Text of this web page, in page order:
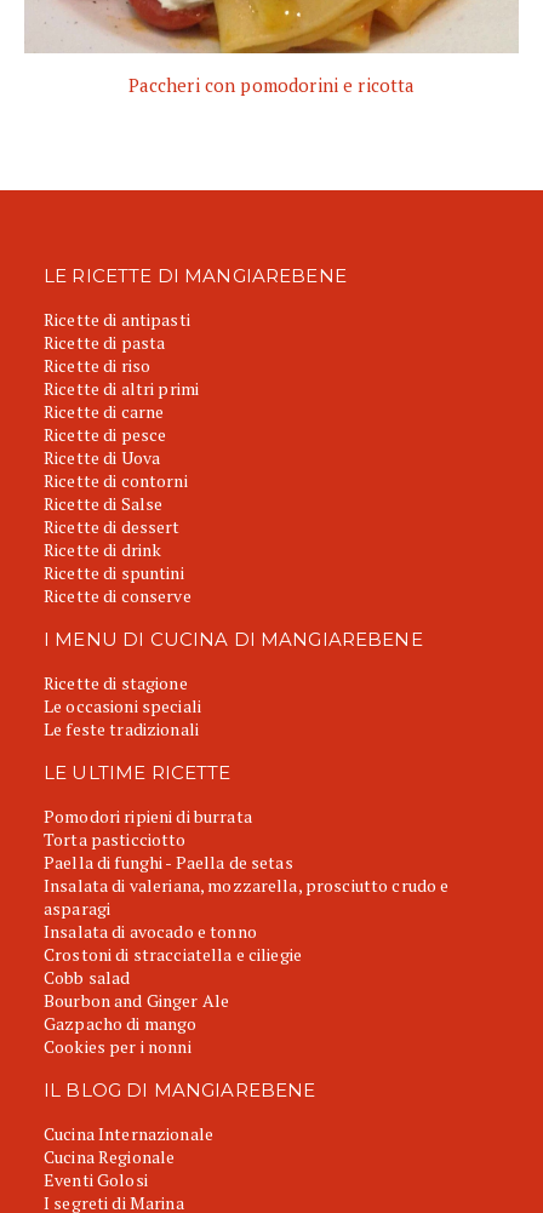
Paccheri con pomodorini e ricotta
LE RICETTE DI MANGIAREBENE
Ricette di antipasti
Ricette di pasta
Ricette di riso
Ricette di altri primi
Ricette di carne
Ricette di pesce
Ricette di Uova
Ricette di contorni
Ricette di Salse
Ricette di dessert
Ricette di drink
Ricette di spuntini
Ricette di conserve
I MENU DI CUCINA DI MANGIAREBENE
Ricette di stagione
Le occasioni speciali
Le feste tradizionali
LE ULTIME RICETTE
Pomodori ripieni di burrata
Torta pasticciotto
Paella di funghi - Paella de setas
Insalata di valeriana, mozzarella, prosciutto crudo e
asparagi
Insalata di avocado e tonno
Crostoni di stracciatella e ciliegie
Cobb salad
Bourbon and Ginger Ale
Gazpacho di mango
Cookies per i nonni
IL BLOG DI MANGIAREBENE
Cucina Internazionale
Cucina Regionale
Eventi Golosi
I segreti di Marina